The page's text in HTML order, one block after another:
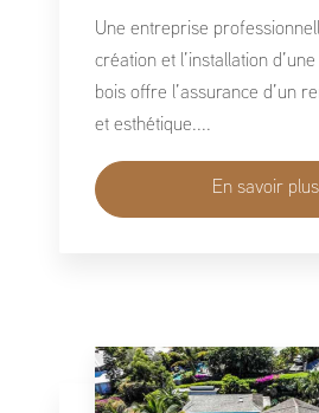
Une entreprise
création et l’installation
bois offre l’assurance d’un
et esthétique....
En savoir plus